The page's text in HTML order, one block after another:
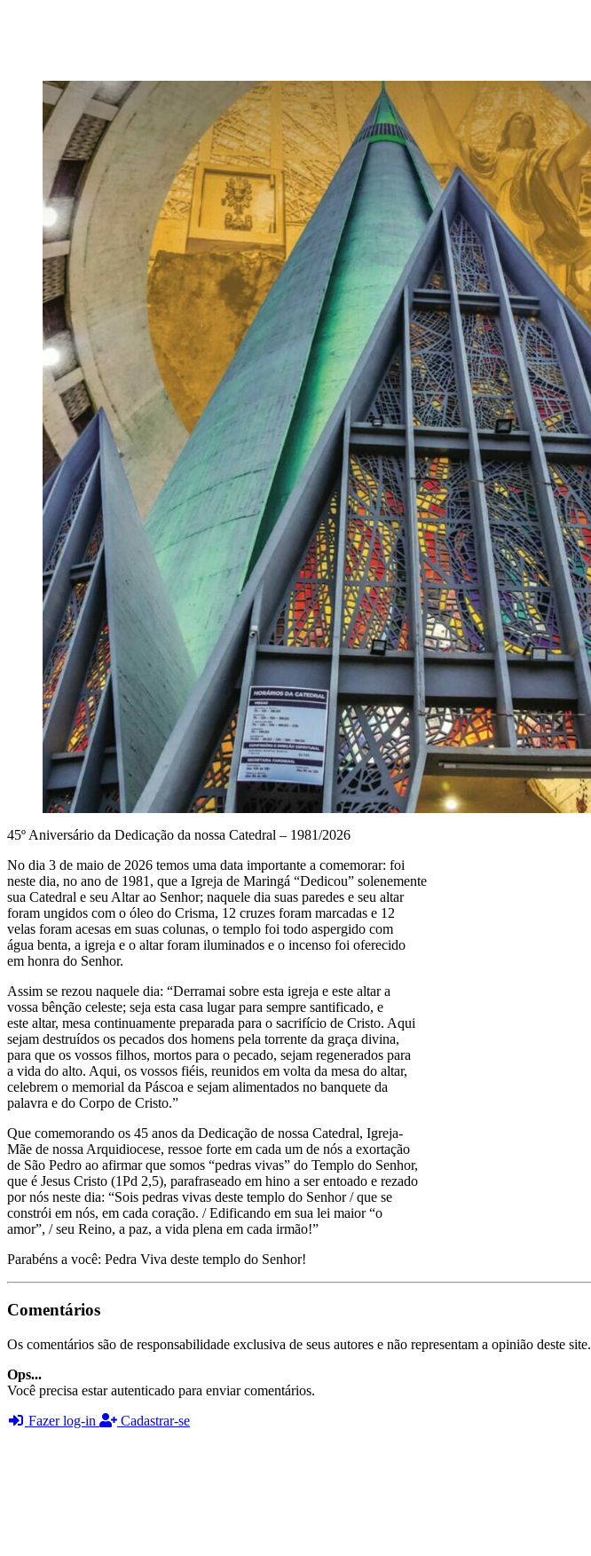
45º Aniversário da Dedicação da nossa Catedral – 1981/2026
No dia 3 de maio de 2026 temos uma data importante a comemorar: foi
neste dia, no ano de 1981, que a Igreja de Maringá “Dedicou” solenemente
sua Catedral e seu Altar ao Senhor; naquele dia suas paredes e seu altar
foram ungidos com o óleo do Crisma, 12 cruzes foram marcadas e 12
velas foram acesas em suas colunas, o templo foi todo aspergido com
água benta, a igreja e o altar foram iluminados e o incenso foi oferecido
em honra do Senhor.
Assim se rezou naquele dia: “Derramai sobre esta igreja e este altar a
vossa bênção celeste; seja esta casa lugar para sempre santificado, e
este altar, mesa continuamente preparada para o sacrifício de Cristo. Aqui
sejam destruídos os pecados dos homens pela torrente da graça divina,
para que os vossos filhos, mortos para o pecado, sejam regenerados para
a vida do alto. Aqui, os vossos fiéis, reunidos em volta da mesa do altar,
celebrem o memorial da Páscoa e sejam alimentados no banquete da
palavra e do Corpo de Cristo.”
Que comemorando os 45 anos da Dedicação de nossa Catedral, Igreja-
Mãe de nossa Arquidiocese, ressoe forte em cada um de nós a exortação
de São Pedro ao afirmar que somos “pedras vivas” do Templo do Senhor,
que é Jesus Cristo (1Pd 2,5), parafraseado em hino a ser entoado e rezado
por nós neste dia: “Sois pedras vivas deste templo do Senhor / que se
constrói em nós, em cada coração. / Edificando em sua lei maior “o
amor”, / seu Reino, a paz, a vida plena em cada irmão!”
Parabéns a você: Pedra Viva deste templo do Senhor!
Comentários
Os comentários são de responsabilidade exclusiva de seus autores e não representam a opinião deste site.
Ops...
Você precisa estar autenticado para enviar comentários.
Fazer log-in
Cadastrar-se